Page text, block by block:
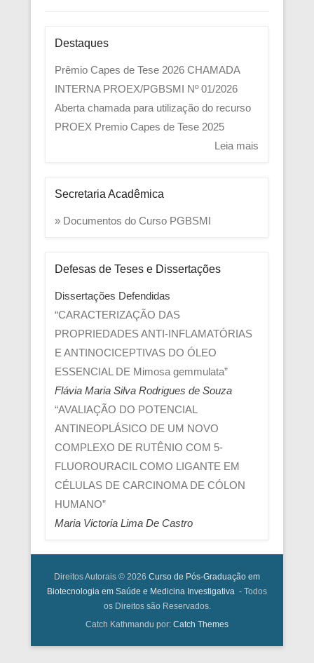
Destaques
Prêmio Capes de Tese 2026 CHAMADA
INTERNA PROEX/PGBSMI Nº 01/2026
Aberta chamada para utilização do recurso
PROEX Premio Capes de Tese 2025
Leia mais
Secretaria Acadêmica
» Documentos do Curso PGBSMI
Defesas de Teses e Dissertações
Dissertações Defendidas
“CARACTERIZAÇÃO DAS
PROPRIEDADES ANTI-INFLAMATÓRIAS
E ANTINOCICEPTIVAS DO ÓLEO
ESSENCIAL DE Mimosa gemmulata”
Flávia Maria Silva Rodrigues de Souza
“AVALIAÇÃO DO POTENCIAL
ANTINEOPLÁSICO DE UM NOVO
COMPLEXO DE RUTÊNIO COM 5-
FLUOROURACIL COMO LIGANTE EM
CÉLULAS DE CARCINOMA DE CÓLON
HUMANO”
Maria Victoria Lima De Castro
Direitos Autorais © 2026 Curso de Pós-Graduação em
Biotecnologia em Saúde e Medicina Investigativa - Todos
os Direitos são Reservados.
Catch Kathmandu por: Catch Themes